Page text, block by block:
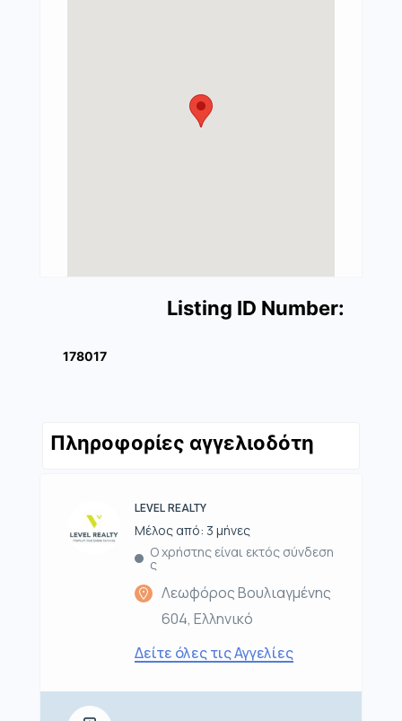
Listing ID Number:
178017
Πληροφορίες αγγελιοδότη
LEVEL REALTY
Μέλος από: 3 μήνες
Ο χρήστης είναι εκτός σύνδεση
ς
Λεωφόρος Βουλιαγμένης
604, Ελληνικό
Δείτε όλες τις Αγγελίες